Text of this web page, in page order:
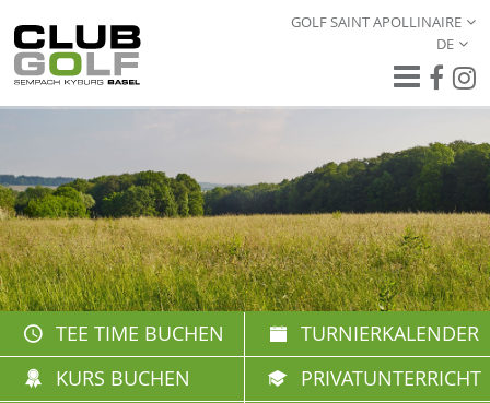
GOLF SAINT APOLLINAIRE
DE
TEE TIME BUCHEN
TURNIERKALENDER
KURS BUCHEN
PRIVATUNTERRICHT